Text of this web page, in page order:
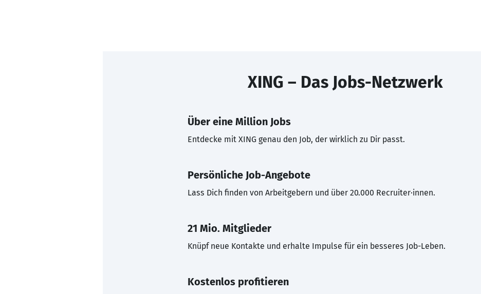
XING – Das Jobs-Netzwerk
Über eine Million Jobs
Entdecke mit XING genau den Job, der wirklich zu Dir passt.
Persönliche Job-Angebote
Lass Dich finden von Arbeitgebern und über 20.000 Recruiter·innen.
21 Mio. Mitglieder
Knüpf neue Kontakte und erhalte Impulse für ein besseres Job-Leben.
Kostenlos profitieren